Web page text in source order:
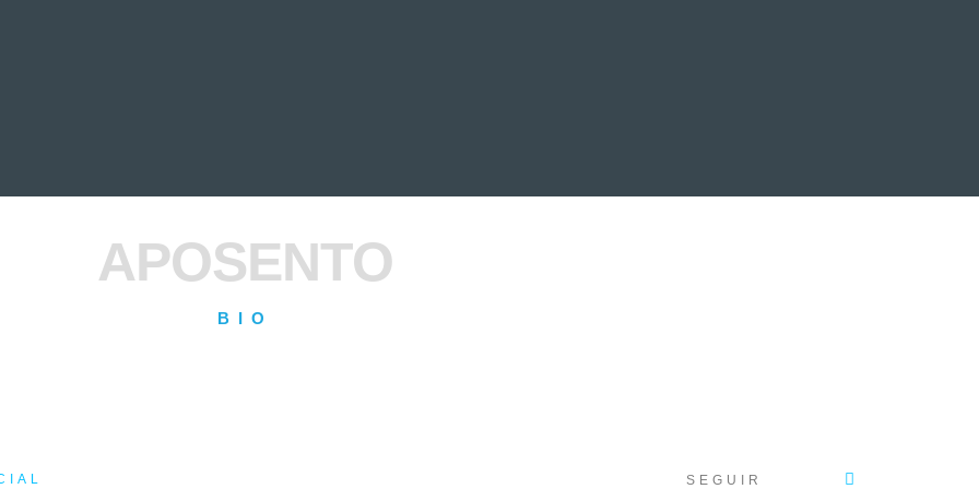
APOSENTO
BIO
SEGUIR